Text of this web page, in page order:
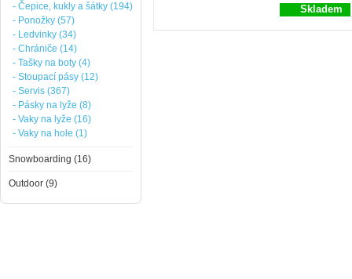
Skladem
- Čepice, kukly a šátky (194)
- Ponožky (57)
- Ledvinky (34)
- Chrániče (14)
- Tašky na boty (4)
- Stoupací pásy (12)
- Servis (367)
- Pásky na lyže (8)
- Vaky na lyže (16)
- Vaky na hole (1)
Snowboarding (16)
Outdoor (9)